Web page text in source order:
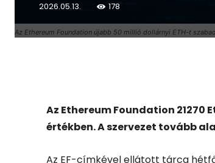
Az Ethereum Foundation újabb 50 millió dollárnyi ETH-t
2026.05.13.
178
Az Ethereum Foundation
értékben. A szervezet tovább
Az EF-címkével ellátott tárca